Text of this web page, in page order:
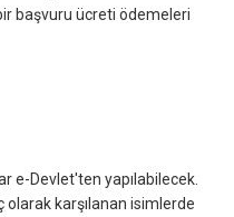
başvuru ücreti ödemeleri
e-Devlet'ten yapılabilecek.
olarak karşılanan isimlerde